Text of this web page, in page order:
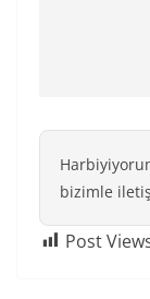
bizimle
Post